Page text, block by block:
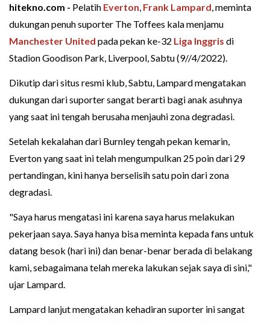
hitekno.com - Pelatih Everton, Frank Lampard, meminta
dukungan penuh suporter The Toffees kala menjamu
Manchester United pada pekan ke-32 Liga Inggris di
Stadion Goodison Park, Liverpool, Sabtu (9//4/2022).
Dikutip dari situs resmi klub, Sabtu, Lampard mengatakan
dukungan dari suporter sangat berarti bagi anak asuhnya
yang saat ini tengah berusaha menjauhi zona degradasi.
Setelah kekalahan dari Burnley tengah pekan kemarin,
Everton yang saat ini telah mengumpulkan 25 poin dari 29
pertandingan, kini hanya berselisih satu poin dari zona
degradasi.
"Saya harus mengatasi ini karena saya harus melakukan
pekerjaan saya. Saya hanya bisa meminta kepada fans untuk
datang besok (hari ini) dan benar-benar berada di belakang
kami, sebagaimana telah mereka lakukan sejak saya di sini,"
ujar Lampard.
Lampard lanjut mengatakan kehadiran suporter ini sangat